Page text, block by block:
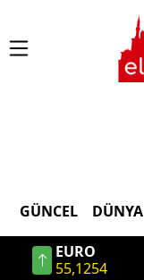
GÜNCEL DÜNYA
EURO
55,1254